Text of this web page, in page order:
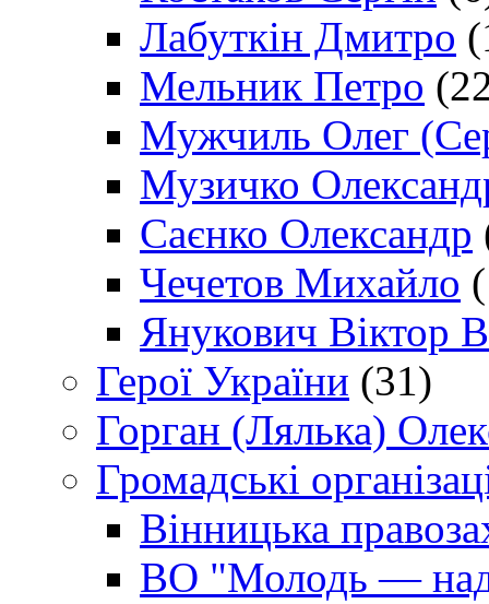
Лабуткін Дмитро
Мельник Петро
Мужчиль Олег
Музичко
Саєнко Олександр
Чечетов Михайло
Янукович Віктор
Герої України (31)
Горган (Лялька)
Громадські
Вінницька
ВО "Молодь —